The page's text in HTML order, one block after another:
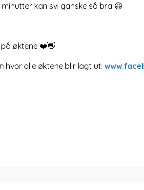
kan svi ganske så bra 😃
på øktene ❤️👋
hvor alle øktene blir lagt ut: